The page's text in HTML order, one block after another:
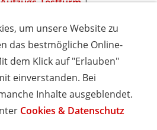
Aufzugs-Testturm|
& DATENSCHUTZ
AGB
WISSENSWERT
NEWSLETTER
im Schwarzwald - Urlaub in
um unsere Website zu
das bestmögliche Online-
dem Klick auf "Erlauben"
einverstanden. Bei
Inhalte ausgeblendet.
Cookies & Datenschutz